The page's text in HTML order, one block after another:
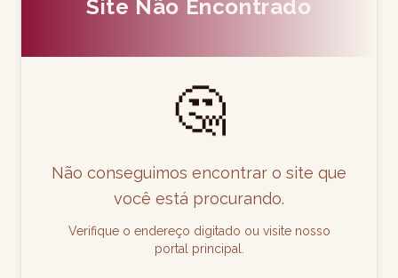
Site Não Encontrado
🤔
Não conseguimos encontrar o site que
você está procurando.
Verifique o endereço digitado ou visite nosso
portal principal.